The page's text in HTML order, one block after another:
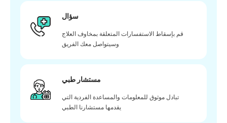
سؤال
قم بإسقاط الاستفسارات المتعلقة بمخاوف العلاج
وسيتواصل معك الفريق
مستشار طبي
تبادل موثوق للمعلومات والمساعدة الفردية التي
يقدمها مستشارنا الطبي